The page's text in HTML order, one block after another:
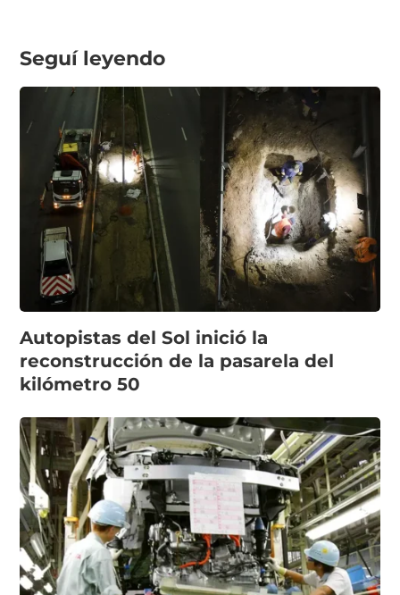
Seguí leyendo
Autopistas del Sol inició la
reconstrucción de la pasarela del
kilómetro 50